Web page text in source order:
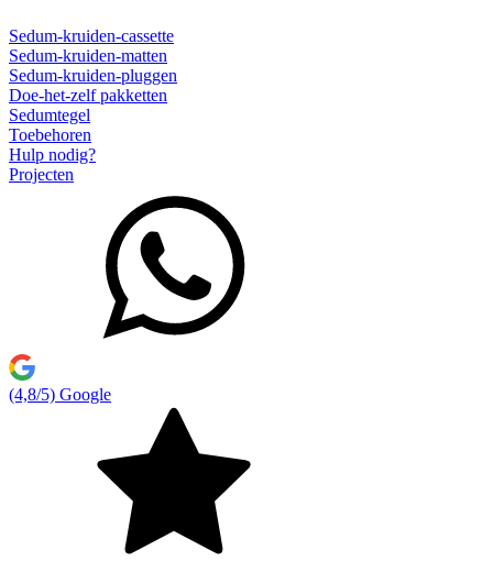
Sedum-kruiden-cassette
Sedum-kruiden-matten
Sedum-kruiden-pluggen
Doe-het-zelf pakketten
Sedumtegel
Toebehoren
Hulp nodig?
Projecten
(4,8/5) Google